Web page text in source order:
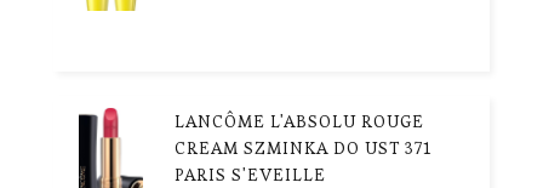
LANCÔME L'ABSOLU ROUGE
CREAM SZMINKA DO UST 371
PARIS S'EVEILLE